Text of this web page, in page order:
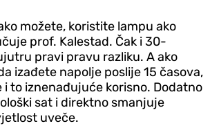
možete, koristite lampu ako
prof. Kalestad. Čak i 30-
pravi pravu razliku. A ako
izađete napolje poslije 15 časova,
i to iznenađujuće korisno. Dodatno
sat i direktno smanjuje
uveče.